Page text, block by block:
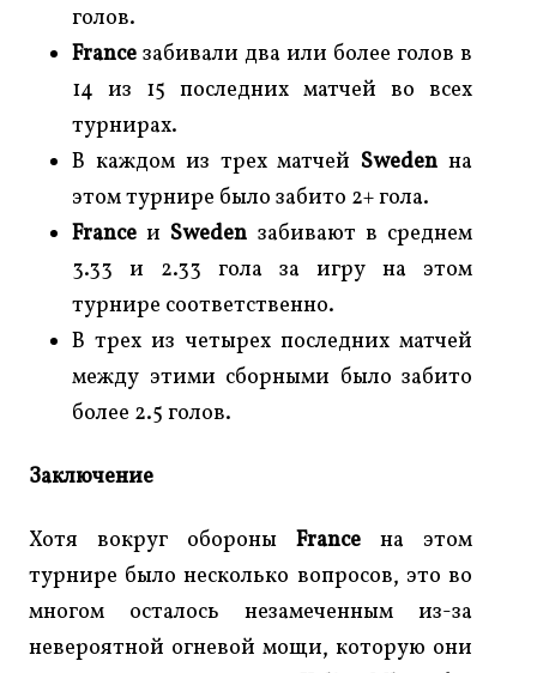
голов.
France забивали два или более голов в
14 из 15 последних матчей во всех
турнирах.
В каждом из трех матчей Sweden на
этом турнире было забито 2+ гола.
France и Sweden забивают в среднем
3.33 и 2.33 гола за игру на этом
турнире соответственно.
В трех из четырех последних матчей
между этими сборными было забито
более 2.5 голов.
Заключение
Хотя вокруг обороны France на этом
турнире было несколько вопросов, это во
многом осталось незамеченным из-за
невероятной огневой мощи, которую они